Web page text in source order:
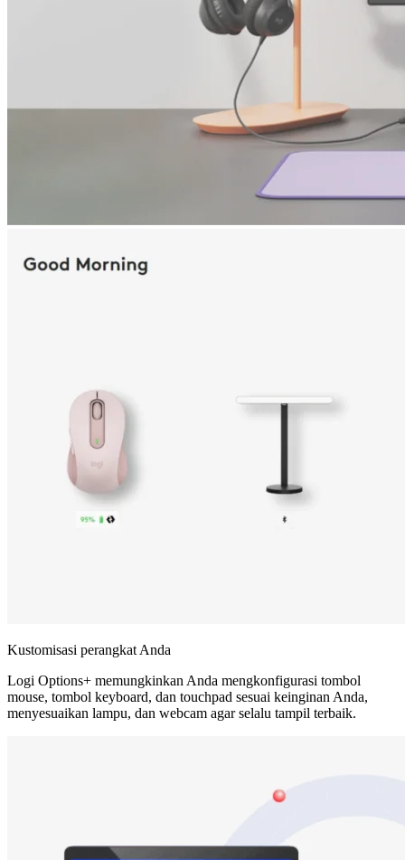
Kustomisasi perangkat Anda
Logi Options+ memungkinkan Anda mengkonfigurasi tombol
mouse, tombol keyboard, dan touchpad sesuai keinginan Anda,
menyesuaikan lampu, dan webcam agar selalu tampil terbaik.